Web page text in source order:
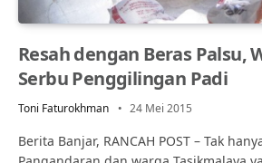
Resah dengan Beras Palsu,
Serbu Penggilingan Padi
Toni Faturokhman 24 Mei 2015
Berita Banjar, RANCAH POST – Tak